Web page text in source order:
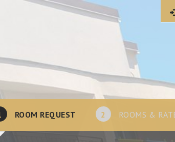
ROOM REQUEST 2 ROOMS &